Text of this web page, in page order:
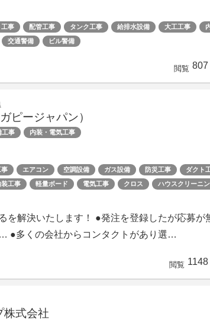
工事 配管工事 タンク工事 給排水設備 大工工事
交通警備 ビル警備
閲覧 807
ピージャパン）
工事 内装・電気工事
事 エアコン 空調設備 ガス設備 防災工事 ダクト
装工事 軽量ボード 電気工事 クロス ハウスクリーニ
を解決いたします！ ●発注を登録したが応募
●多くの会社からコンタクトがあり選…
閲覧 1148
株式会社